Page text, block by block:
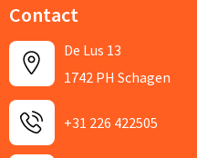
Contact
De Lus 13
1742 PH Schagen
+31 226 422505